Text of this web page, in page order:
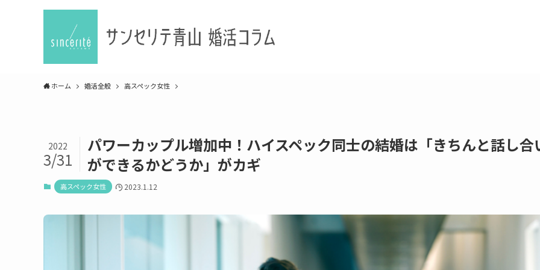
ホーム 婚活全般 高スペック女性
パワーカップル増加中！ハイスペック同士の結婚は「きちんと話し合
ができるかどうか」がカギ
2022
3/31
高スペック女性 2023.1.12